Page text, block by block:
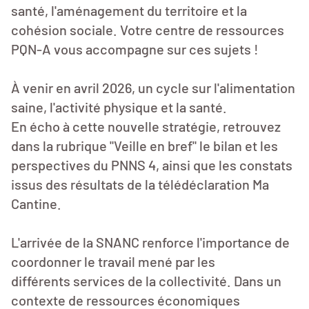
santé, l'aménagement du territoire et la
cohésion sociale. Votre centre de ressources
PQN-A vous accompagne sur ces sujets !
À venir en avril 2026, un cycle sur l'alimentation
saine, l'activité physique et la santé.
En écho à cette nouvelle stratégie, retrouvez
dans la rubrique "Veille en bref" le bilan et les
perspectives du PNNS 4, ainsi que les constats
issus des résultats de la télédéclaration Ma
Cantine.
L'arrivée de la SNANC renforce l'importance de
coordonner le travail mené par les
différents services de la collectivité. Dans un
contexte de ressources économiques